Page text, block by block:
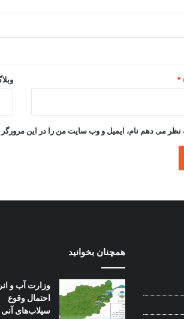
*
نظر می دهم نام، ایمیل و وب سایت من را در این مرورگر
همچنان بخوانید
وزارت آب و
احتمال وقوع
سیلاب‌های آنی